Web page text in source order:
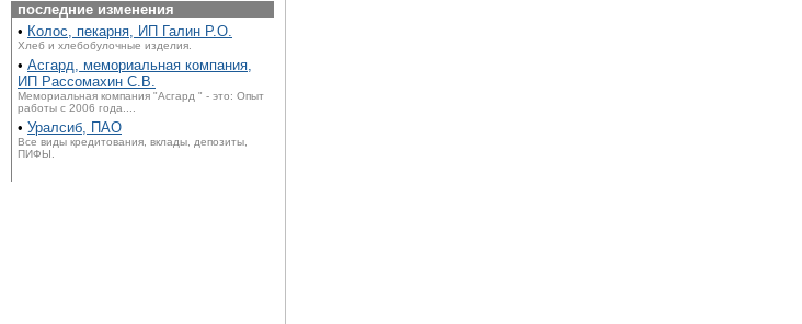
последние изменения
• Колос, пекарня, ИП Галин Р.О.
Хлеб и хлебобулочные изделия.
• Асгард, мемориальная компания,
ИП Рассомахин С.В.
Мемориальная компания "Асгард " - это: Опыт
работы с 2006 года....
• Уралсиб, ПАО
Все виды кредитования, вклады, депозиты,
ПИФЫ.